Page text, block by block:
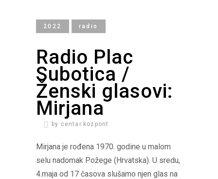
2022 radio
Radio Plac
Subotica /
Ženski glasovi:
Mirjana
by centar.kozpont
Mirjana je rođena 1970. godine u malom
selu nadomak Požege (Hrvatska). U sredu,
4.maja od 17 časova slušamo njen glas na